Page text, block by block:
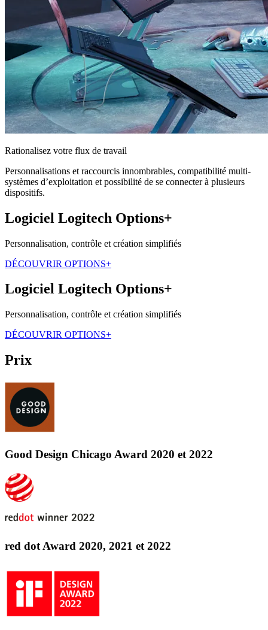
Rationalisez votre flux de travail
Personnalisations et raccourcis innombrables, compatibilité multi-
systèmes d’exploitation et possibilité de se connecter à plusieurs
dispositifs.
Logiciel Logitech Options+
Personnalisation, contrôle et création simplifiés
DÉCOUVRIR OPTIONS+
Logiciel Logitech Options+
Personnalisation, contrôle et création simplifiés
DÉCOUVRIR OPTIONS+
Prix
Good Design Chicago Award 2020 et 2022
red dot Award 2020, 2021 et 2022